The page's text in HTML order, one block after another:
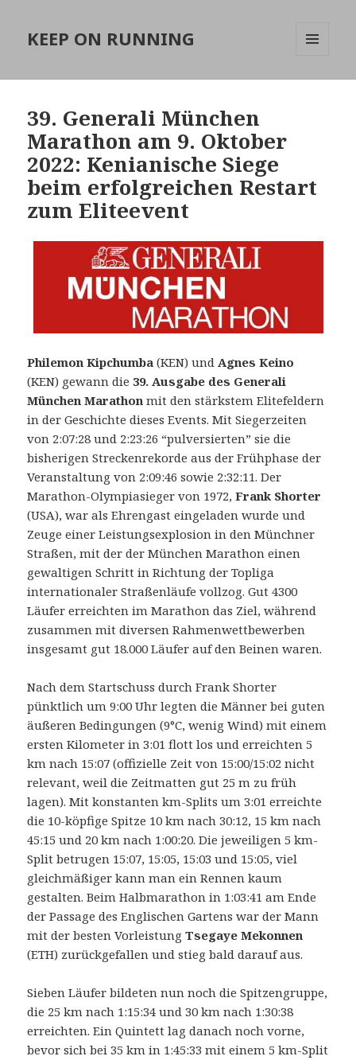
KEEP ON RUNNING
39. Generali München
Marathon am 9. Oktober
2022: Kenianische Siege
beim erfolgreichen Restart
zum Eliteevent
Philemon Kipchumba (KEN) undAgnes Keino
(KEN) gewann die 39. Ausgabe des Generali
München Marathon mit den stärkstem Elitefeldern
in der Geschichte dieses Events.Mit Siegerzeiten
von 2:07:28 und 2:23:26 “pulversierten” sie die
bisherigen Streckenrekorde aus der Frühphase der
Veranstaltung von 2:09:46 sowie 2:32:11. Der
Marathon-Olympiasieger von 1972,Frank Shorter
(USA), war als Ehrengast eingeladen wurde und
Zeuge einer Leistungsexplosion in den Münchner
Straßen, mit der der München Marathon einen
gewaltigen Schritt in Richtung der Topliga
internationaler Straßenläufe vollzog. Gut 4300
Läufer erreichten im Marathon das Ziel, während
zusammen mit diversen Rahmenwettbewerben
insgesamt gut 18.000 Läufer auf den Beinen waren.
Nach dem Startschuss durch Frank Shorter
pünktlich um 9:00 Uhr legten die Männer bei guten
äußeren Bedingungen (9°C, wenig Wind) mit einem
ersten Kilometer in 3:01 flott los und erreichten 5
km nach 15:07 (offizielle Zeit von 15:00/15:02 nicht
relevant, weil die Zeitmatten gut 25 m zu früh
lagen). Mit konstanten km-Splits um 3:01 erreichte
die 10-köpfige Spitze 10 km nach 30:12, 15 km nach
45:15 und 20 km nach 1:00:20. Die jeweiligen 5 km-
Split betrugen 15:07, 15:05, 15:03 und 15:05, viel
gleichmäßiger kann man ein Rennen kaum
gestalten. Beim Halbmarathon in 1:03:41 am Ende
der Passage des Englischen Gartens war der Mann
mit der besten VorleistungTsegaye Mekonnen
(ETH) zurückgefallen und stieg bald darauf aus.
Sieben Läufer bildeten nun noch die Spitzengruppe,
die 25 km nach 1:15:34 und 30 km nach 1:30:38
erreichten. Ein Quintett lag danach noch vorne,
bevor sich bei 35 km in 1:45:33 mit einem 5 km-Split